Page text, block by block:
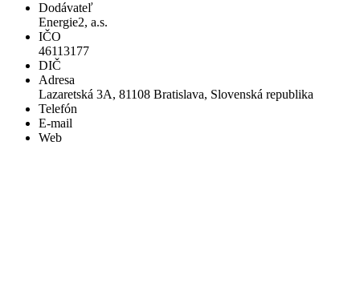
Dodávateľ
Energie2, a.s.
IČO
46113177
DIČ
Adresa
Lazaretská 3A, 81108 Bratislava, Slovenská republika
Telefón
E-mail
Web